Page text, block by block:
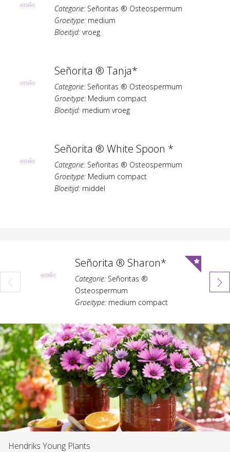
Categorie: Señoritas ® Osteospermum
Groeitype: medium
Bloeitijd: vroeg
Señorita ® Tanja*
Categorie: Señoritas ® Osteospermum
Groeitype: Medium compact
Bloeitijd: medium vroeg
Señorita ® White Spoon *
Categorie: Señoritas ® Osteospermum
Groeitype: Medium compact
Bloeitijd: middel
Señorita ® Sharon*
Categorie: Señoritas ®
Osteospermum
Groeitype: medium compact
Hendriks Young Plants